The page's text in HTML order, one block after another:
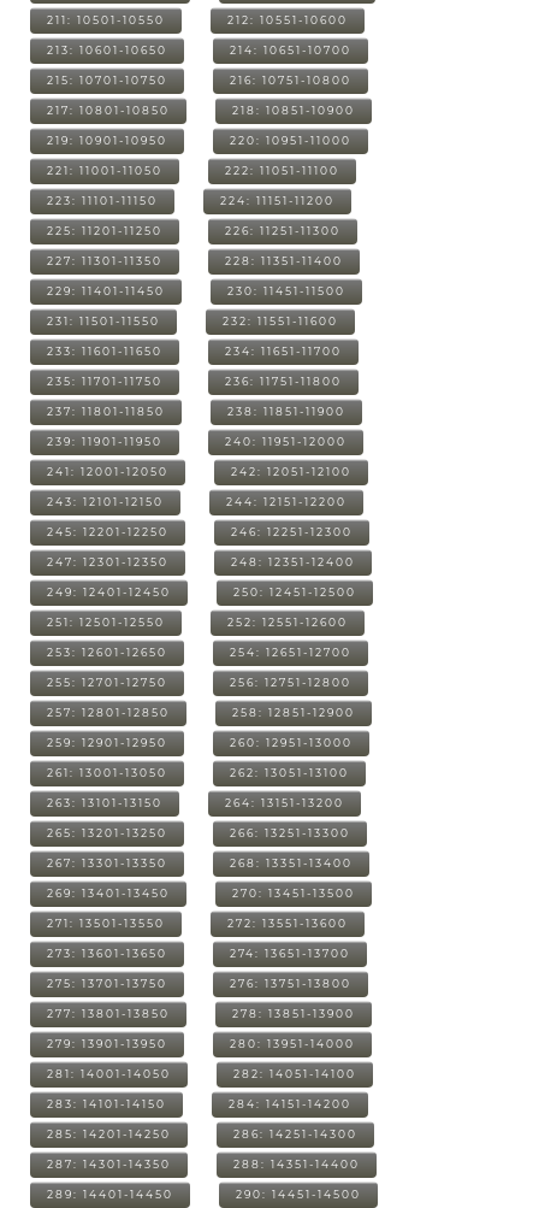
211: 10501-10550 212: 10551-10600
213: 10601-10650 214: 10651-10700
215: 10701-10750 216: 10751-10800
217: 10801-10850 218: 10851-10900
219: 10901-10950 220: 10951-11000
221: 11001-11050 222: 11051-11100
223: 11101-11150 224: 11151-11200
225: 11201-11250 226: 11251-11300
227: 11301-11350 228: 11351-11400
229: 11401-11450 230: 11451-11500
231: 11501-11550 232: 11551-11600
233: 11601-11650 234: 11651-11700
235: 11701-11750 236: 11751-11800
237: 11801-11850 238: 11851-11900
239: 11901-11950 240: 11951-12000
241: 12001-12050 242: 12051-12100
243: 12101-12150 244: 12151-12200
245: 12201-12250 246: 12251-12300
247: 12301-12350 248: 12351-12400
249: 12401-12450 250: 12451-12500
251: 12501-12550 252: 12551-12600
253: 12601-12650 254: 12651-12700
255: 12701-12750 256: 12751-12800
257: 12801-12850 258: 12851-12900
259: 12901-12950 260: 12951-13000
261: 13001-13050 262: 13051-13100
263: 13101-13150 264: 13151-13200
265: 13201-13250 266: 13251-13300
267: 13301-13350 268: 13351-13400
269: 13401-13450 270: 13451-13500
271: 13501-13550 272: 13551-13600
273: 13601-13650 274: 13651-13700
275: 13701-13750 276: 13751-13800
277: 13801-13850 278: 13851-13900
279: 13901-13950 280: 13951-14000
281: 14001-14050 282: 14051-14100
283: 14101-14150 284: 14151-14200
285: 14201-14250 286: 14251-14300
287: 14301-14350 288: 14351-14400
289: 14401-14450 290: 14451-14500